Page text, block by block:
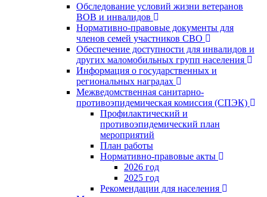
Обследование условий жизни ветеранов
ВОВ и инвалидов
Нормативно-правовые документы для
членов семей участников СВО
Обеспечение доступности для инвалидов и
других маломобильных групп населения
Информация о государственных и
региональных наградах
Межведомственная санитарно-
противоэпидемическая комиссия (СПЭК)
Профилактический и
противоэпидемический план
мероприятий
План работы
Нормативно-правовые акты
2026 год
2025 год
Рекомендации для населения